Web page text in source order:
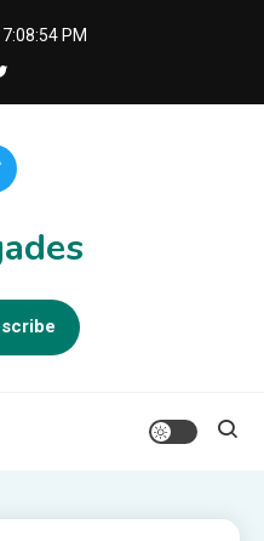
7:08:54 PM